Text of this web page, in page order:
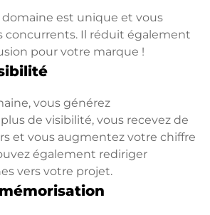
est unique et vous
concurrents. Il réduit également
pour votre marque !
vous générez
de visibilité, vous recevez de
et vous augmentez votre chiffre
également rediriger
vers votre projet.